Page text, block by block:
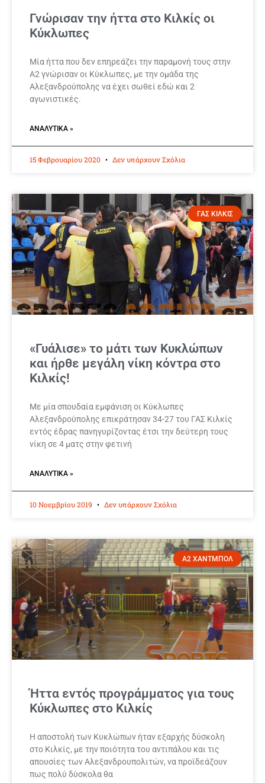
Γνώρισαν την ήττα στο Κιλκίς οι
Κύκλωπες
Μία ήττα που δεν επηρεάζει την παραμονή τους στην
Α2 γνώρισαν οι Κύκλωπες, με την ομάδα της
Αλεξανδρούπολης να έχει σωθεί εδώ και 2
αγωνιστικές.
ΑΝΑΛΥΤΙΚΆ »
15 Φεβρουαρίου 2020 Δεν υπάρχουν Σχόλια
ΓΑΣ ΚΙΛΚΙΣ
«Γυάλισε» το μάτι των Κυκλώπων
και ήρθε μεγάλη νίκη κόντρα στο
Κιλκίς!
Με μία σπουδαία εμφάνιση οι Κύκλωπες
Αλεξανδρούπολης επικράτησαν 34-27 του ΓΑΣ Κιλκίς
εντός έδρας πανηγυρίζοντας έτσι την δεύτερη τους
νίκη σε 4 ματς στην φετινή
ΑΝΑΛΥΤΙΚΆ »
10 Νοεμβρίου 2019 Δεν υπάρχουν Σχόλια
Α2 ΧΑΝΤΜΠΟΛ
Ήττα εντός προγράμματος για τους
Κύκλωπες στο Κιλκίς
Η αποστολή των Κυκλώπων ήταν εξαρχής δύσκολη
στο Κιλκίς, με την ποιότητα του αντιπάλου και τις
απουσίες των Αλεξανδρουπολιτών, να προϊδεάζουν
πως πολύ δύσκολα θα